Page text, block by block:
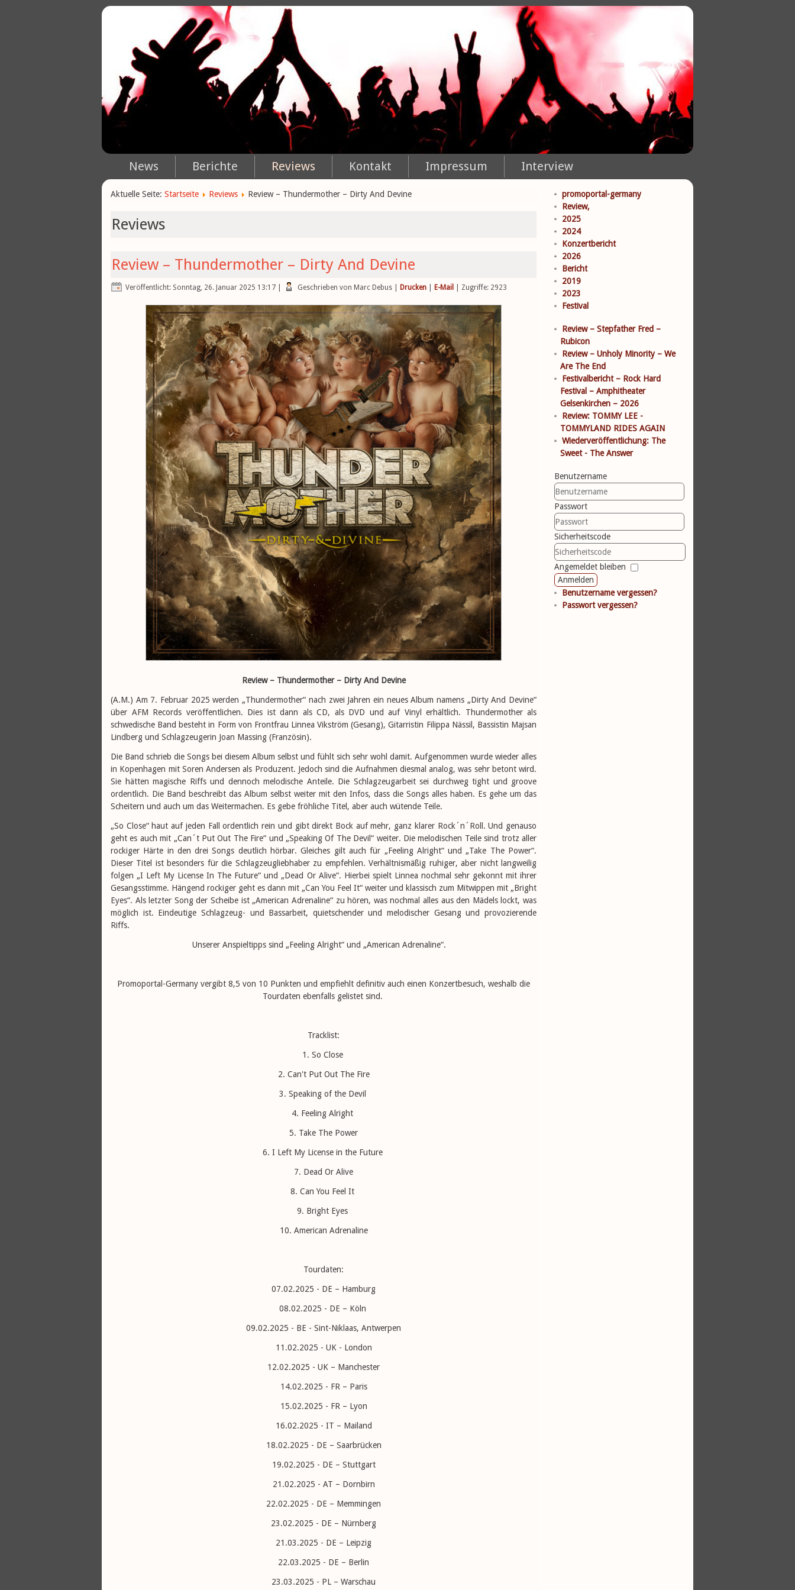
News Berichte Reviews Kontakt Impressum Interview
Aktuelle Seite: Startseite Reviews Review – Thundermother – Dirty And Devine
Reviews
Review – Thundermother – Dirty And Devine
Veröffentlicht: Sonntag, 26. Januar 2025 13:17 Geschrieben von Marc Debus Drucken E-Mail | Zugriffe: 2923
Review – Thundermother – Dirty And Devine
(A.M.) Am 7. Februar 2025 werden „Thundermother“ nach zwei Jahren ein neues Album namens „Dirty And Devine“
über AFM Records veröffentlichen. Dies ist dann als CD, als DVD und auf Vinyl erhältlich. Thundermother als
schwedische Band besteht in Form von Frontfrau Linnea Vikström (Gesang), Gitarristin Filippa Nässil, Bassistin Majsan
Lindberg und Schlagzeugerin Joan Massing (Französin).
Die Band schrieb die Songs bei diesem Album selbst und fühlt sich sehr wohl damit. Aufgenommen wurde wieder alles
in Kopenhagen mit Soren Andersen als Produzent. Jedoch sind die Aufnahmen diesmal analog, was sehr betont wird.
Sie hätten magische Riffs und dennoch melodische Anteile. Die Schlagzeugarbeit sei durchweg tight und groove
ordentlich. Die Band beschreibt das Album selbst weiter mit den Infos, dass die Songs alles haben. Es gehe um das
Scheitern und auch um das Weitermachen. Es gebe fröhliche Titel, aber auch wütende Teile.
„So Close“ haut auf jeden Fall ordentlich rein und gibt direkt Bock auf mehr, ganz klarer Rock´n´Roll. Und genauso
geht es auch mit „Can´t Put Out The Fire“ und „Speaking Of The Devil“ weiter. Die melodischen Teile sind trotz aller
rockiger Härte in den drei Songs deutlich hörbar. Gleiches gilt auch für „Feeling Alright“ und „Take The Power“.
Dieser Titel ist besonders für die Schlagzeugliebhaber zu empfehlen. Verhältnismäßig ruhiger, aber nicht langweilig
folgen „I Left My License In The Future“ und „Dead Or Alive“. Hierbei spielt Linnea nochmal sehr gekonnt mit ihrer
Gesangsstimme. Hängend rockiger geht es dann mit „Can You Feel It“ weiter und klassisch zum Mitwippen mit „Bright
Eyes“. Als letzter Song der Scheibe ist „American Adrenaline“ zu hören, was nochmal alles aus den Mädels lockt, was
möglich ist. Eindeutige Schlagzeug- und Bassarbeit, quietschender und melodischer Gesang und provozierende
Riffs.
Unserer Anspieltipps sind „Feeling Alright“ und „American Adrenaline“.
Promoportal-Germany vergibt 8,5 von 10 Punkten und empfiehlt definitiv auch einen Konzertbesuch, weshalb die
Tourdaten ebenfalls gelistet sind.
Tracklist:
1. So Close
2. Can't Put Out The Fire
3. Speaking of the Devil
4. Feeling Alright
5. Take The Power
6. I Left My License in the Future
7. Dead Or Alive
8. Can You Feel It
9. Bright Eyes
10. American Adrenaline
Tourdaten:
07.02.2025 - DE – Hamburg
08.02.2025 - DE – Köln
09.02.2025 - BE - Sint-Niklaas, Antwerpen
11.02.2025 - UK - London
12.02.2025 - UK – Manchester
14.02.2025 - FR – Paris
15.02.2025 - FR – Lyon
16.02.2025 - IT – Mailand
18.02.2025 - DE – Saarbrücken
19.02.2025 - DE – Stuttgart
21.02.2025 - AT – Dornbirn
22.02.2025 - DE – Memmingen
23.02.2025 - DE – Nürnberg
21.03.2025 - DE – Leipzig
22.03.2025 - DE – Berlin
23.03.2025 - PL – Warschau
promoportal-germany
Review,
2025
2024
Konzertbericht
2026
Bericht
2019
2023
Festival
Review – Stepfather Fred –
Rubicon
Review – Unholy Minority – We
Are The End
Festivalbericht – Rock Hard
Festival – Amphitheater
Gelsenkirchen – 2026
Review: TOMMY LEE -
TOMMYLAND RIDES AGAIN
Wiederveröffentlichung: The
Sweet - The Answer
Benutzername
Passwort
Sicherheitscode
Angemeldet bleiben
Anmelden
Benutzername vergessen?
Passwort vergessen?